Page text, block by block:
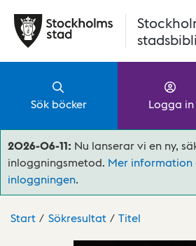
Sök böcker Logga in
2026-06-11: Nu lanserar vi en ny,
inloggningsmetod. Mer information
inloggningen.
Start Sökresultat Titel